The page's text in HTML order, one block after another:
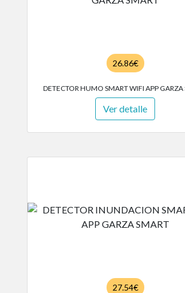
26.86€
DETECTOR HUMO SMART WIFI APP GARZA
Ver detalle
27.54€